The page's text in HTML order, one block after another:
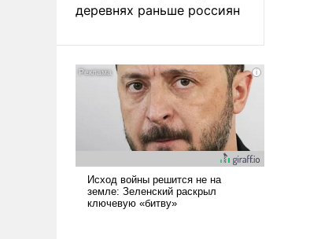
деревнях раньше россиян